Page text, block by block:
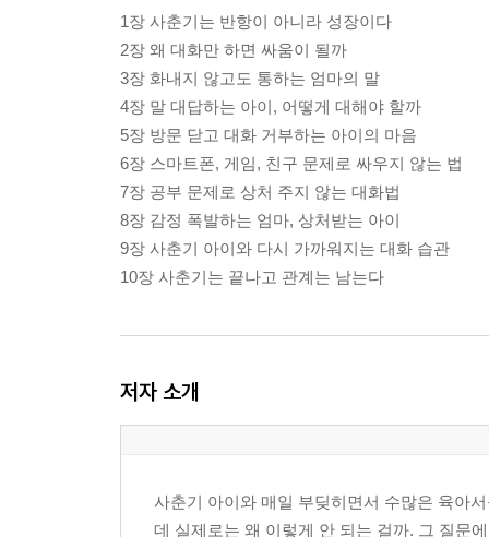
1장 사춘기는 반항이 아니라 성장이다
2장 왜 대화만 하면 싸움이 될까
3장 화내지 않고도 통하는 엄마의 말
4장 말 대답하는 아이, 어떻게 대해야 할까
5장 방문 닫고 대화 거부하는 아이의 마음
6장 스마트폰, 게임, 친구 문제로 싸우지 않는 법
7장 공부 문제로 상처 주지 않는 대화법
8장 감정 폭발하는 엄마, 상처받는 아이
9장 사춘기 아이와 다시 가까워지는 대화 습관
10장 사춘기는 끝나고 관계는 남는다
저자 소개
사춘기 아이와 매일 부딪히면서 수많은 육아
데 실제로는 왜 이렇게 안 되는 걸까. 그 질문